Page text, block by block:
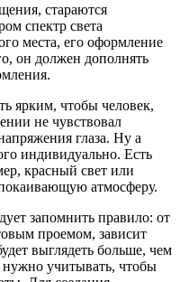
стараются
спектр света
места, его оформление
он должен дополнять
ярким, чтобы человек,
не чувствовал
глаза. Ну а
индивидуально. Есть
красный свет или
атмосферу.
запомнить правило: от
проемом, зависит
выглядеть больше, чем
учитывать, чтобы